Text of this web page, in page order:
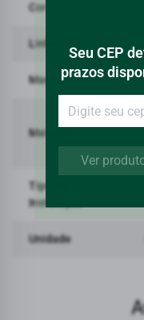
Seu CEP
prazos
Ver
Cor
Linha
Marca
Material
Tipo de
Instalação
Unidade